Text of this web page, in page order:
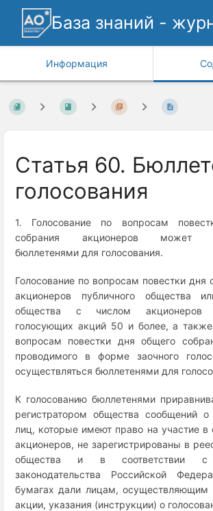
База знаний -
Информация
Статья 60.
голосования
1. Голосование по вопросам
собрания акционеров может
бюллетенями для голосования.
Голосование по вопросам повестки дня
акционеров публичного общества
общества с числом акционеров
голосующих акций 50 и более, а также
вопросам повестки дня общего
проводимого в форме заочного
осуществляться бюллетенями для
К голосованию бюллетенями
регистратором общества сообщений о
лиц, которые имеют право на участие
акционеров, не зарегистрированы в
общества и в соответствии с
законодательства Российской
бумагах дали лицам, осуществляющим
акции, указания (инструкции) о